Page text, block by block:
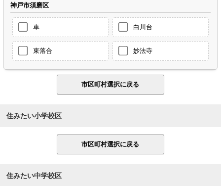
神戸市須磨区
車 白川台
東落合 妙法寺
住みたい小学校区
住みたい中学校区